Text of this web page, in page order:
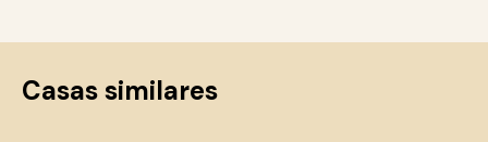
Casas similares